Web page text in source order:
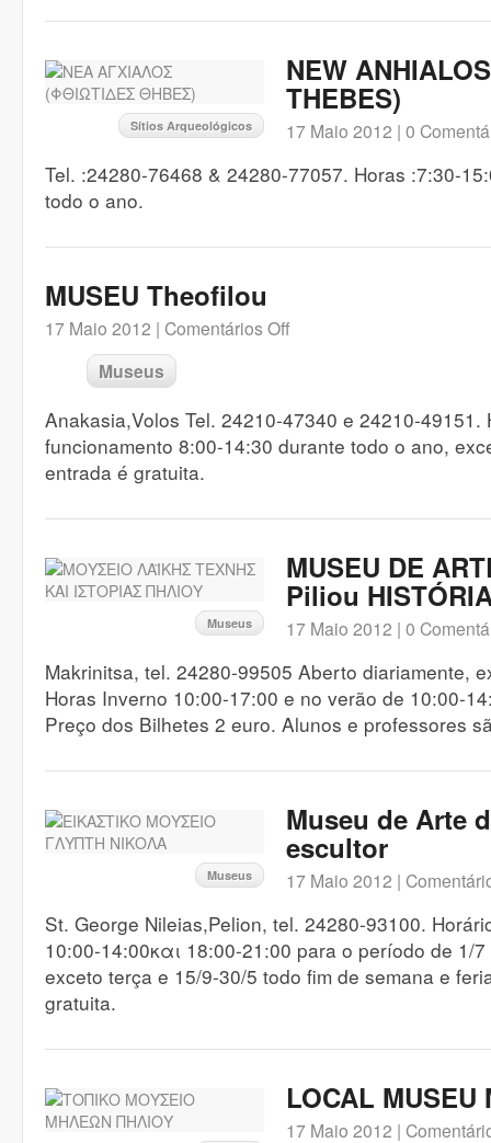
Sítios Arqueológicos
NEW
THEBES)
17 Maio 2012 | 0
Tel. :24280-76468 & 24280-77057. Horas :7:30-
todo o ano.
MUSEU Theofilou
17 Maio 2012 | Comentários Off
Museus
Anakasia,Volos Tel. 24210-47340 e 24210-49151.
funcionamento 8:00-14:30 durante todo o ano,
entrada é gratuita.
Museus
MUSEU DE
Piliou
17 Maio 2012 | 0
Makrinitsa, tel. 24280-99505 Aberto diariamente,
Horas Inverno 10:00-17:00 e no verão de 10:00-
Preço dos Bilhetes 2 euro. Alunos e professores
Museus
Museu de Arte
escultor
17 Maio 2012 |
St. George Nileias,Pelion, tel. 24280-93100.
10:00-14:00και 18:00-21:00 para o período de 1/
exceto terça e 15/9-30/5 todo fim de semana e
gratuita.
LOCAL
17 Maio 2012 |